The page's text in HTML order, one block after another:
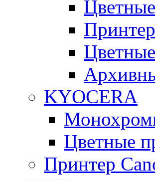
KYOCERA
Цветные
Принтер